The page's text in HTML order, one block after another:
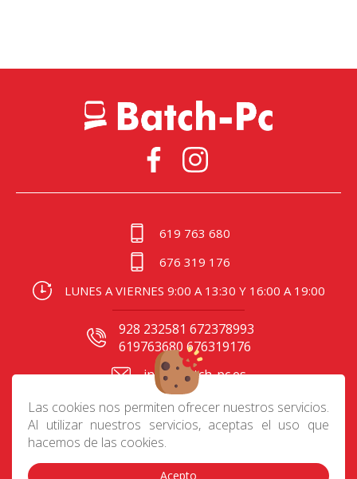
Las cookies nos permiten ofrecer nuestros servicios.
Al utilizar nuestros servicios, aceptas el uso que
hacemos de las cookies.
Acepto
619 763 680
676 319 176
LUNES A VIERNES 9:00 A 13:30 Y 16:00 A 19:00
928 232581 672378993
619763680 676319176
info@batch-pc.es
C/ Gral. Mas de Gaminde
24 35006, Las Palmas